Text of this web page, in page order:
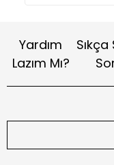
Yardım
Lazım Mı?